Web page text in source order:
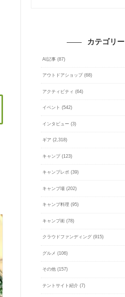
カテゴリー
AI記事 (87)
アウトドアショップ (68)
アクティビティ (64)
イベント (542)
インタビュー (3)
ギア (2,318)
キャンプ (123)
キャンプレポ (39)
キャンプ場 (202)
キャンプ料理 (95)
キャンプ術 (78)
クラウドファンディング (915)
グルメ (106)
その他 (157)
テントサイト紹介 (7)